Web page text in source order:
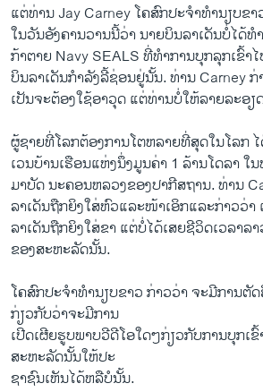
ແຕ່​ທ່ານ Jay Carney ​ໂຄສົກ​ປະ​ຈໍາ​ທໍານຽບຂ
ໃນ​ວັນ​ອັງຄານ​ວານ​ນີ້​ວ່າ ນາຍ​ບິນ​ລາ​ເດັນ​ບໍ່​ໄດ້​
ກ້າ​ຕາຍ Navy SEALS ທີ່​ທໍາ​ການ​ບຸກລຸກ​ເຂົ້າ​
ບິນ​ລາ​ເດັນ​ກໍາລັງ​ລີ້​ຊ່ອນ​ຢູ່​ນັ້ນ. ທ່ານ Carney
ເປັນ​ຈະ​ຕ້ອງ​ໃຊ້​ອາວຸດ ​ແຕ່​ທ່ານ​ບໍ່​ໃຫ້​ລາຍ​ລະອຽ
ຜູ້ຊາຍ​ທີ່​ໂລກ​ຕ້ອງການ​ໂຕ​ຫລາຍ​ທີ່​ສຸດ​ໃນ​ໂລກ
ເວນ​ບ້ານ​ເຮືອນ​ແຫ່ງ​ນຶ່ງ​ມູນ​ຄ່າ 1 ລ້ານ​ໂດ​ລາ ​ໃ
ມາ​ບັດ ນະຄອນຫລວງ​ຂອງ​ປາ​ກີ​ສຖານ. ທ່ານ
ລາ​ເດັນ​ຖືກ​ຍິງ​ໃສ່​ຫົວ​ແລະ​ໜ້າ​ເອິກ​ແລະ​ກ່າວ​ວ່າ
ລາ​ເດັນ​ຖືກ​ຍິງ​ໃສ່​ຂາ ​ແຕ່​ບໍ່​ໄດ້​ເສຍ​ຊີວິດ​ເວລາ​ລ
ຂອງ​ສະຫະລັດ​ນັ້ນ.
ໂຄສົກ​ປະ​ຈໍາ​ທໍານຽບຂາວ ກ່າວ​ວ່າ ຈະ​ມີ​ການ​ຕັ
ກ່ຽວກັບວ່າ​ຈະມີການ
ເປີດ​ເຜີຍຮູບ​ພາບວີ​ດີ​ໂອ​ໃດໆ​ກ່ຽວ​ກັບການ​ບຸກ​ເ
ສະຫະລັດ​ນັ້ນໃຫ້​ປະ
ຊາຊົນ​ເຫັນ​ໄດ້​ຫລື​ບໍ​ນັ້ນ.